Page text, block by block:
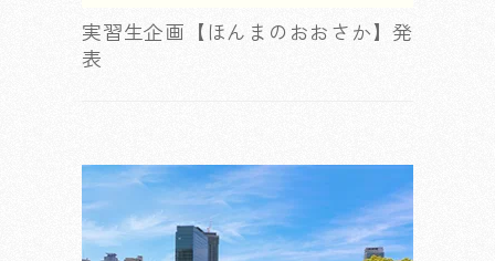
実習生企画【ほんまのおおさか】発
表